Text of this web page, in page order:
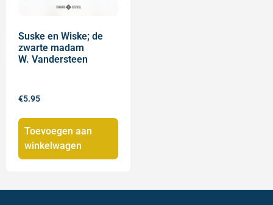
Suske en Wiske; de
zwarte madam
W. Vandersteen
€5.95
Toevoegen aan
winkelwagen